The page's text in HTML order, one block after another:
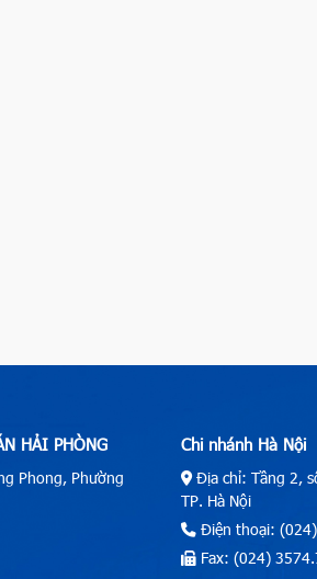
HẢI PHÒNG
Phong, Phường
Chi nhánh Hà Nội
Địa chỉ: Tầng 2,
TP. Hà Nội
Điện thoại:
Fax: (024)